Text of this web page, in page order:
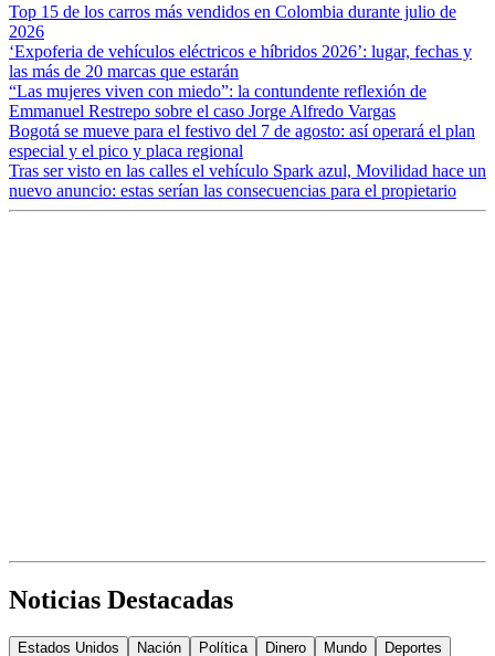
Top 15 de los carros más vendidos en Colombia durante julio de
2026
‘Expoferia de vehículos eléctricos e híbridos 2026’: lugar, fechas y
las más de 20 marcas que estarán
“Las mujeres viven con miedo”: la contundente reflexión de
Emmanuel Restrepo sobre el caso Jorge Alfredo Vargas
Bogotá se mueve para el festivo del 7 de agosto: así operará el plan
especial y el pico y placa regional
Tras ser visto en las calles el vehículo Spark azul, Movilidad hace un
nuevo anuncio: estas serían las consecuencias para el propietario
Noticias Destacadas
Estados Unidos Nación Política Dinero Mundo Deportes